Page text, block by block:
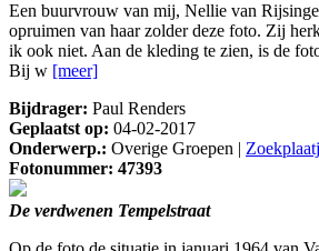
Een buurvrouw van mij, Nellie van
opruimen van haar zolder deze foto. Zij
ik ook niet. Aan de kleding te zien, is de
Bij w [meer]
Bijdrager: Paul Renders
Geplaatst op: 04-02-2017
Onderwerp.: Overige Groepen |
Fotonummer: 47393
De verdwenen Tempelstraat